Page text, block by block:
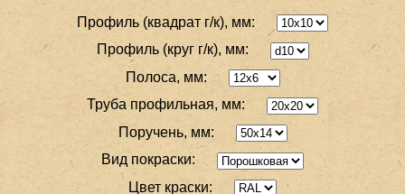
Профиль (квадрат г/к), мм:
Профиль (круг г/к), мм:
Полоса, мм:
Труба профильная, мм:
Поручень, мм:
Вид покраски:
Цвет краски: